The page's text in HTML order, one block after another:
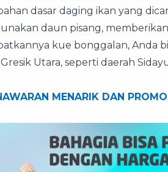
dasar daging ikan yang
daun pisang,
kue bonggalan, Anda
Utara, seperti daerah
MENARIK DAN